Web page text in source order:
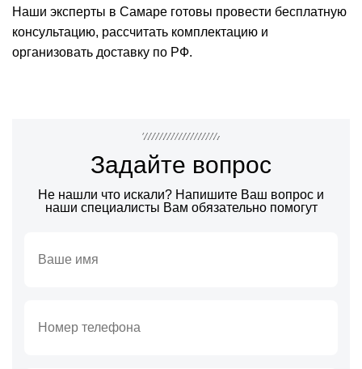
Наши эксперты в Самаре готовы провести бесплатную
консультацию, рассчитать комплектацию и
организовать доставку по РФ.
Задайте вопрос
Не нашли что искали? Напишите Ваш вопрос и
наши специалисты Вам обязательно помогут